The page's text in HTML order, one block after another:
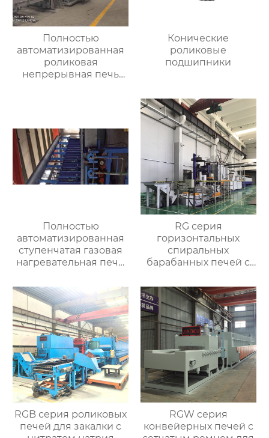
Полностью
автоматизированная
роликовая
непрерывная печь
Конические
роликовые
подшипники
Полностью
автоматизированная
ступенчатая газовая
нагревательная печь,
автоматизированная
газовая
нагревательная печь
для ковки
RG серия
горизонтальных
спиральных
барабанных печей с
атмосферой для
термической
обработки
RGB серия роликовых
печей для закалки с
RGW серия
конвейерных печей с